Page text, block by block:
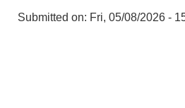
Submitted on: Fri, 05/08/2026 -